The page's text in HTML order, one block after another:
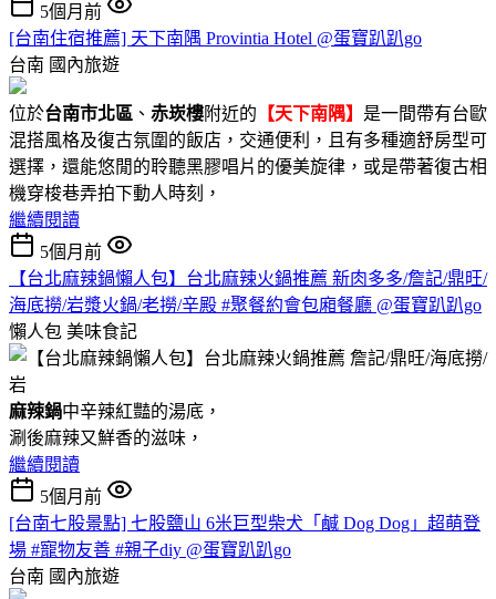
5個月前
[台南住宿推薦] 天下南隅 Provintia Hotel @蛋寶趴趴go
台南 國內旅遊
位於台南市北區 、 赤崁樓附近的 【天下南隅】 是一間帶有台歐
混搭風格及復古氛圍的飯店，交通便利，且有多種適舒房型可
選擇，還能悠閒的聆聽黑膠唱片的優美旋律，或是帶著復古相
機穿梭巷弄拍下動人時刻，
繼續閱讀
5個月前
【台北麻辣鍋懶人包】台北麻辣火鍋推薦 新肉多多/詹記/鼎旺/
海底撈/岩漿火鍋/老撈/辛殿 #聚餐約會包廂餐廳 @蛋寶趴趴go
懶人包 美味食記
麻辣鍋中辛辣紅豔的湯底，
涮後麻辣又鮮香的滋味，
繼續閱讀
5個月前
[台南七股景點] 七股鹽山 6米巨型柴犬「鹹 Dog Dog」超萌登
場 #寵物友善 #親子diy @蛋寶趴趴go
台南 國內旅遊